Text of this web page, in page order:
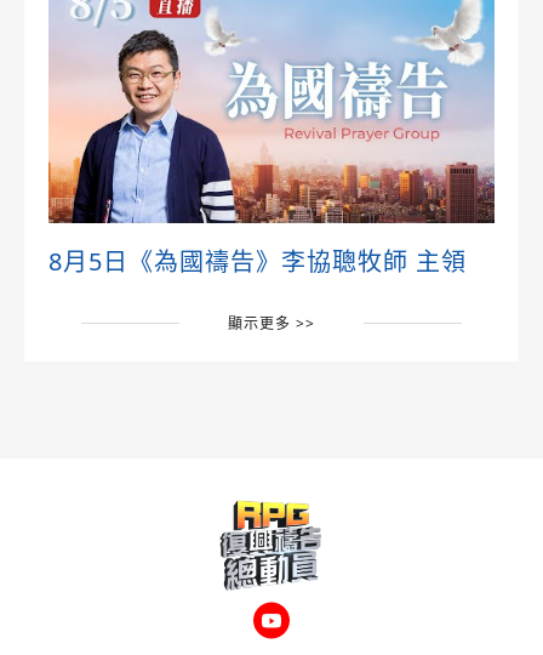
8月5日《為國禱告》李協聰牧師 主領
顯示更多 >>